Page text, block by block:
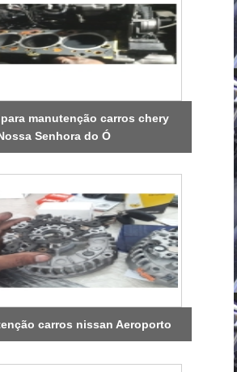
manutenção carros chery
Senhora do Ó
carros nissan Aeroporto